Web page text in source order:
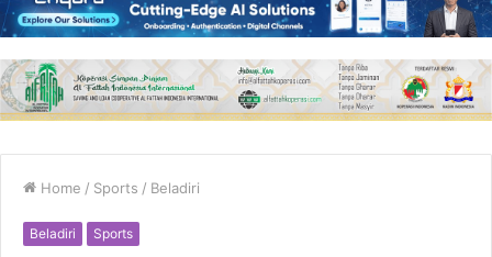
Home / Sports / Beladiri
Beladiri Sports